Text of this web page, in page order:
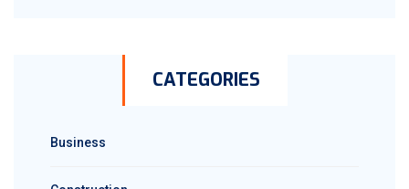
CATEGORIES
Business